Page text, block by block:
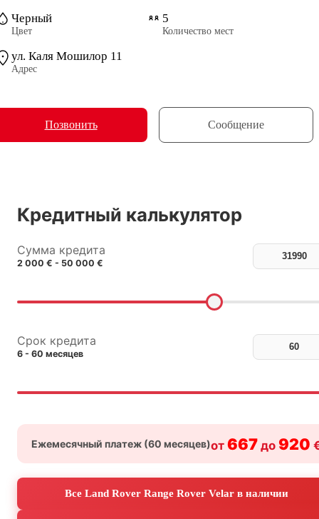
Черный
Цвет
5
Количество мест
ул. Каля Мошилор 11
Адрес
Позвонить Сообщение
Кредитный калькулятор
Сумма кредита
2 000 € - 50 000 €
Срок кредита
6 - 60 месяцев
Ежемесячный платеж (60 месяцев)от 667 до 920
Все Land Rover Range Rover Velar в наличии